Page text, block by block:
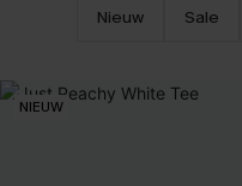
Nieuw Sale
NIEUW